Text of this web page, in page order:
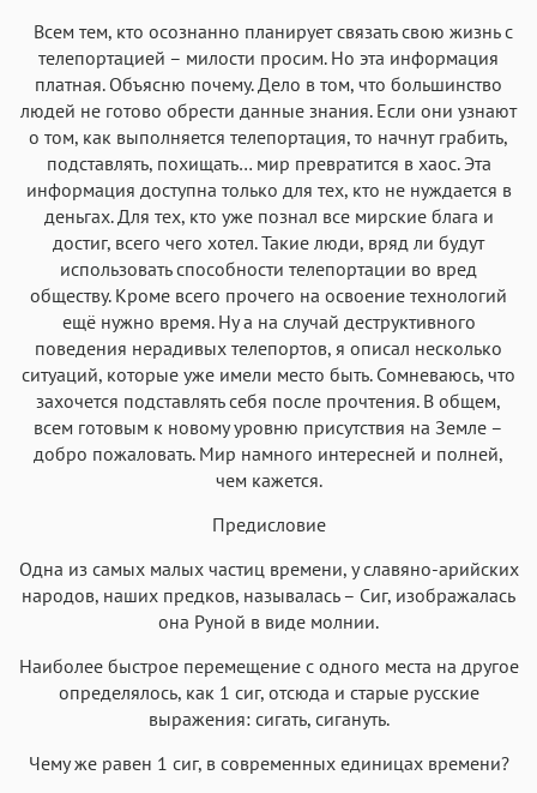
Всем тем, кто осознанно планирует связать свою жизнь с
телепортацией – милости просим. Но эта информация
платная. Объясню почему. Дело в том, что большинство
людей не готово обрести данные знания. Если они узнают
о том, как выполняется телепортация, то начнут грабить,
подставлять, похищать… мир превратится в хаос. Эта
информация доступна только для тех, кто не нуждается в
деньгах. Для тех, кто уже познал все мирские блага и
достиг, всего чего хотел. Такие люди, вряд ли будут
использовать способности телепортации во вред
обществу. Кроме всего прочего на освоение технологий
ещё нужно время. Ну а на случай деструктивного
поведения нерадивых телепортов, я описал несколько
ситуаций, которые уже имели место быть. Сомневаюсь, что
захочется подставлять себя после прочтения. В общем,
всем готовым к новому уровню присутствия на Земле –
добро пожаловать. Мир намного интересней и полней,
чем кажется.
Предисловие
Одна из самых малых частиц времени, у славяно-арийских
народов, наших предков, называлась – Сиг, изображалась
она Руной в виде молнии.
Наиболее быстрое перемещение с одного места на другое
определялось, как 1 сиг, отсюда и старые русские
выражения: сигать, сигануть.
Чему же равен 1 сиг, в современных единицах времени?